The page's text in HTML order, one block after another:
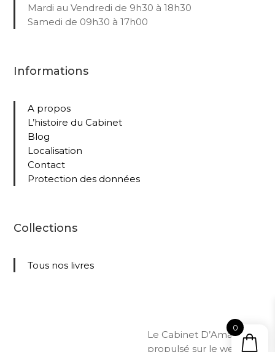
Mardi au Vendredi de 9h30 à 18h30
Samedi de 09h30 à 17h00
Informations
A propos
L’histoire du Cabinet
Blog
Localisation
Contact
Protection des données
Collections
Tous nos livres
Le Cabinet D’Amateur –
propulsé sur le web par
0